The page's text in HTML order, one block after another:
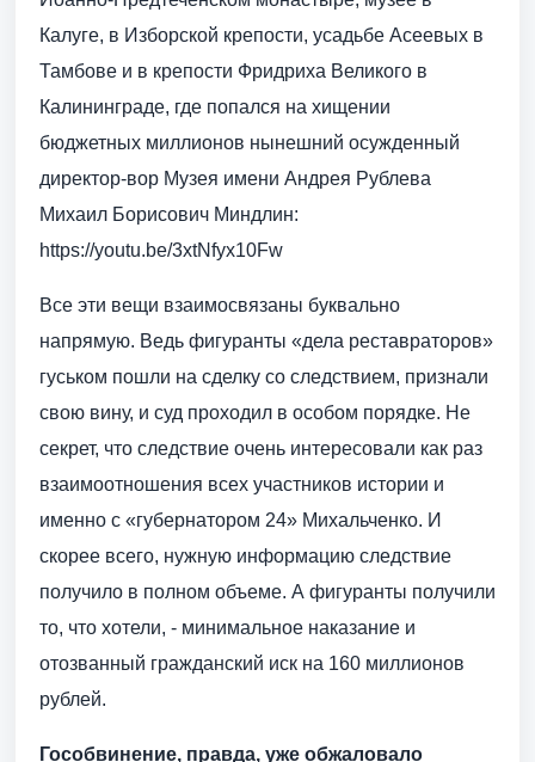
Калуге, в Изборской крепости, усадьбе Асеевых в
Тамбове и в крепости Фридриха Великого в
Калининграде, где попался на хищении
бюджетных миллионов нынешний осужденный
директор-вор Музея имени Андрея Рублева
Михаил Борисович Миндлин:
https://youtu.be/3xtNfyx10Fw
Все эти вещи взаимосвязаны буквально
напрямую. Ведь фигуранты «дела реставраторов»
гуськом пошли на сделку со следствием, признали
свою вину, и суд проходил в особом порядке. Не
секрет, что следствие очень интересовали как раз
взаимоотношения всех участников истории и
именно с «губернатором 24» Михальченко. И
скорее всего, нужную информацию следствие
получило в полном объеме. А фигуранты получили
то, что хотели, - минимальное наказание и
отозванный гражданский иск на 160 миллионов
рублей.
Гособвинение, правда, уже обжаловало